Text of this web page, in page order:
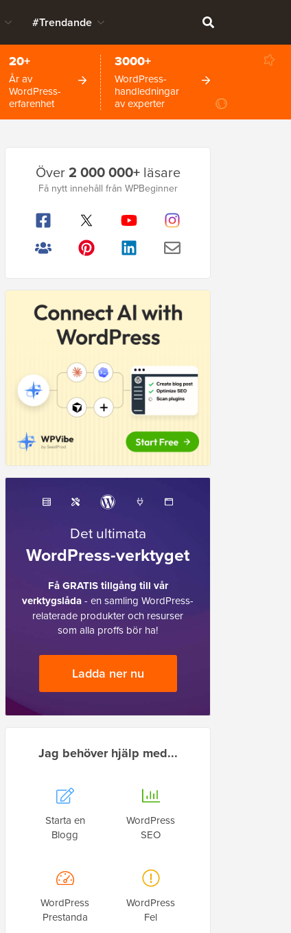
#Trendande
20+
År av
WordPress-
erfarenhet
3000+
WordPress-
handledningar
av experter
Primär
sidofält
Över2 000 000+läsare
Få nytt innehåll från WPBeginner
Det ultimata
WordPress-verktyget
Få GRATIS tillgång till vår
verktygslåda- en samling WordPress-
relaterade produkter och resurser
som alla proffs bör ha!
Ladda ner nu
Jag behöver hjälp med...
Starta en
Blogg
WordPress
SEO
WordPress
Prestanda
WordPress
Fel